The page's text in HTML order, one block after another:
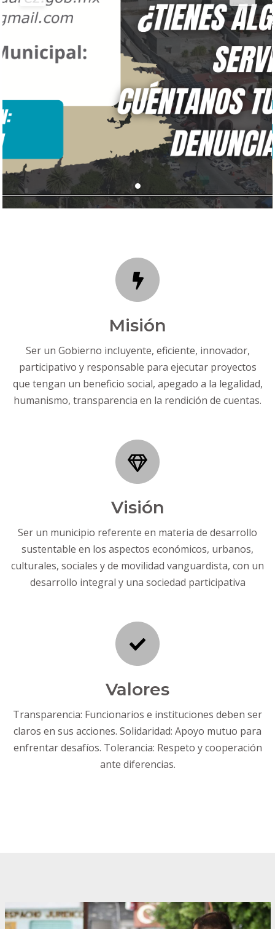
Misión
Ser un Gobierno incluyente, eficiente, innovador,
participativo y responsable para ejecutar proyectos
que tengan un beneficio social, apegado a la legalidad,
humanismo, transparencia en la rendición de cuentas.
Visión
Ser un municipio referente en materia de desarrollo
sustentable en los aspectos económicos, urbanos,
culturales, sociales y de movilidad vanguardista, con un
desarrollo integral y una sociedad participativa
Valores
Transparencia: Funcionarios e instituciones deben ser
claros en sus acciones. Solidaridad: Apoyo mutuo para
enfrentar desafíos. Tolerancia: Respeto y cooperación
ante diferencias.